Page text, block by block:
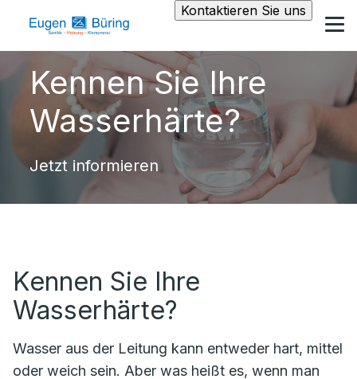
Kontaktieren Sie uns
Kennen Sie Ihre
Wasserhärte?
Jetzt informieren
Kennen Sie Ihre
Wasserhärte?
Wasser aus der Leitung kann entweder hart, mittel
oder weich sein. Aber was heißt es, wenn man